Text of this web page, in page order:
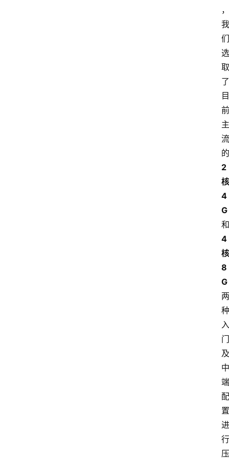
，
我
们
选
取
了
目
前
主
流
的
2
核
4
G
和
4
核
8
G
两
种
入
门
及
中
端
配
置
进
行
压